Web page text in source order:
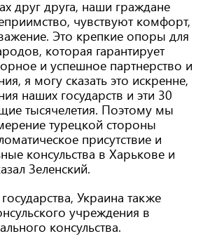
друг друга, наши граждане
чувствуют комфорт,
Это крепкие опоры для
которая гарантирует
и успешное партнерство и
я могу сказать это искренне,
наших государств и эти 30
тысячелетия. Поэтому мы
турецкой стороны
присутствие и
консульства в Харькове и
Зеленский.
Украина также
учреждения в
консульства.